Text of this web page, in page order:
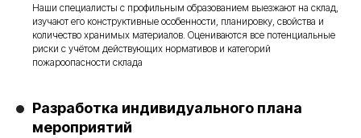
Наши специалисты с профильным образованием выезжают на склад,
изучают его конструктивные особенности, планировку, свойства и
количество хранимых материалов. Оцениваются все потенциальные
риски с учётом действующих нормативов и категорий
пожароопасности склада
Разработка индивидуального плана
мероприятий